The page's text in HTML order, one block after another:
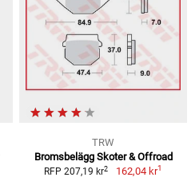
TRW
Bromsbelägg Skoter & Offroad
RFP 207,19 kr2 162,04 kr1